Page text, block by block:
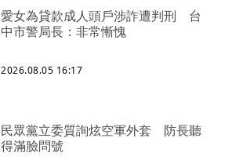
愛女為貸款成人頭戶涉詐遭判刑 台
中市警局長：非常慚愧
2026.08.05 16:17
民眾黨立委質詢炫空軍外套 防長聽
得滿臉問號